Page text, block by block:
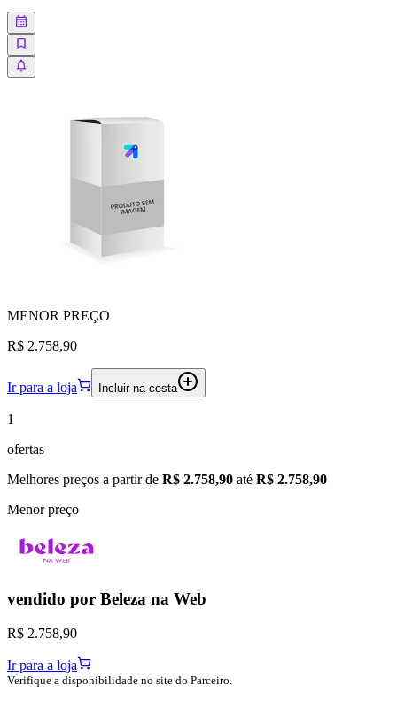
MENOR PREÇO
R$ 2.758,90
Ir para a loja Incluir na cesta
1
ofertas
Melhores preços a partir de R$ 2.758,90 até R$ 2.758,90
Menor preço
vendido por Beleza na Web
R$ 2.758,90
Ir para a loja
Verifique a disponibilidade no site do Parceiro.